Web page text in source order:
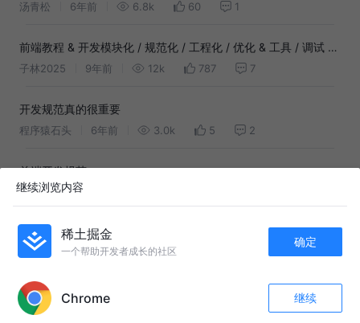
302
汤青松 6年前 6.8k 60 1
前端教程 & 开发模块化 / 规范化 / 工程化 / 优化 & 工具 / 调试 &
值得关注的博客 / Git & 面试 - 资源汇总
子林2025 9年前 12k 787 7
开发规范真的很重要
程序猿石头 6年前 3.0k 5 2
前端开发规范
ZonSun 4年前
前端开发者手册2019
陈小亮 7年前 4.4k
前端开发规范V2
守夜人x
继续浏览内容
稀土掘金
一个帮助开发者成长的社区
确定
Chrome 继续